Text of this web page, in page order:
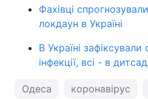
Фахівці
локдаун в Україні
В Україні
інфекції, всі - в
Одеса коронавірус